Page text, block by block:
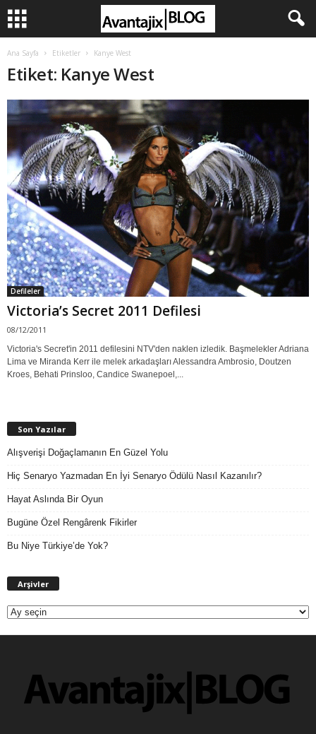
Ana Sayfa Etiketler Kanye West
Etiket: Kanye West
Defileler
Victoria’s Secret 2011 Defilesi
08/12/2011
Victoria's Secret'in 2011 defilesini NTV'den naklen izledik. Başmelekler Adriana
Lima ve Miranda Kerr ile melek arkadaşları Alessandra Ambrosio, Doutzen
Kroes, Behati Prinsloo, Candice Swanepoel,...
Son Yazılar
Alışverişi Doğaçlamanın En Güzel Yolu
Hiç Senaryo Yazmadan En İyi Senaryo Ödülü Nasıl Kazanılır?
Hayat Aslında Bir Oyun
Bugüne Özel Rengârenk Fikirler
Bu Niye Türkiye’de Yok?
Arşivler